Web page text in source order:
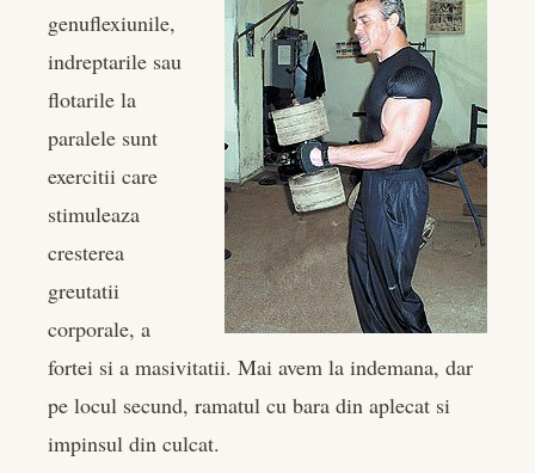
genuflexiunile,
indreptarile sau
flotarile la
paralele sunt
exercitii care
stimuleaza
cresterea
greutatii
corporale, a
fortei si a masivitatii. Mai avem la indemana, dar
pe locul secund, ramatul cu bara din aplecat si
impinsul din culcat.